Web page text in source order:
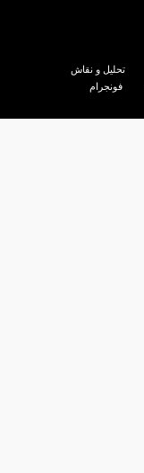
تحليل و نقاش
فونجرام